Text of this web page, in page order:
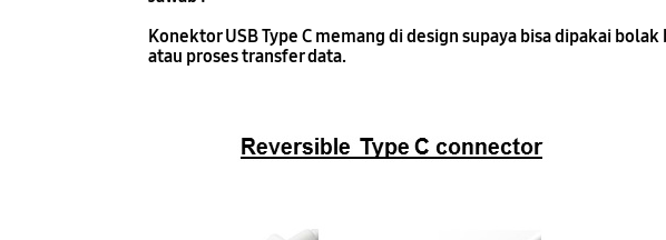
Konektor USB Type C memang di design supaya bisa dipakai
atau proses transfer data.